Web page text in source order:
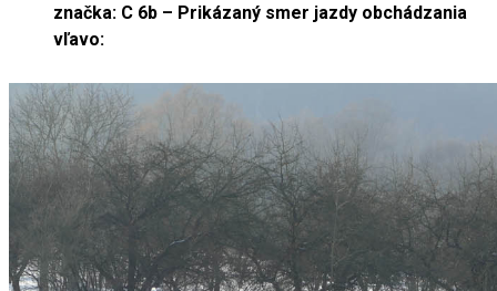
značka: C 6b – Prikázaný smer jazdy obchádzania
vľavo: